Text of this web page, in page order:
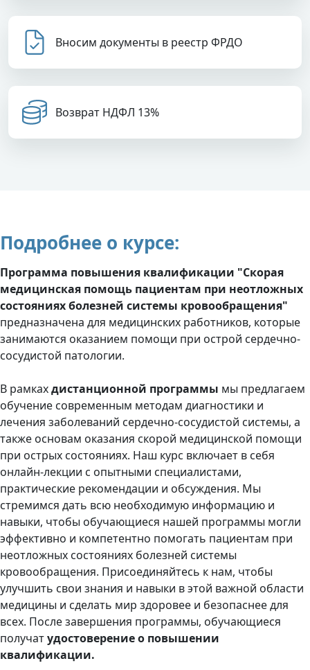
Вносим документы в реестр ФРДО
Возврат НДФЛ 13%
Подробнее о курсе:
Программа повышения квалификации "Скорая
медицинская помощь пациентам при неотложных
состояниях болезней системы кровообращения"
предназначена для медицинских работников, которые
занимаются оказанием помощи при острой сердечно-
сосудистой патологии.
В рамкахдистанционной программы мы предлагаем
обучение современным методам диагностики и
лечения заболеваний сердечно-сосудистой системы, а
также основам оказания скорой медицинской помощи
при острых состояниях. Наш курс включает в себя
онлайн-лекции с опытными специалистами,
практические рекомендации и обсуждения. Мы
стремимся дать всю необходимую информацию и
навыки, чтобы обучающиеся нашей программы могли
эффективно и компетентно помогать пациентам при
неотложных состояниях болезней системы
кровообращения. Присоединяйтесь к нам, чтобы
улучшить свои знания и навыки в этой важной области
медицины и сделать мир здоровее и безопаснее для
всех. После завершения программы, обучающиеся
получатудостоверение о повышении
квалификации.